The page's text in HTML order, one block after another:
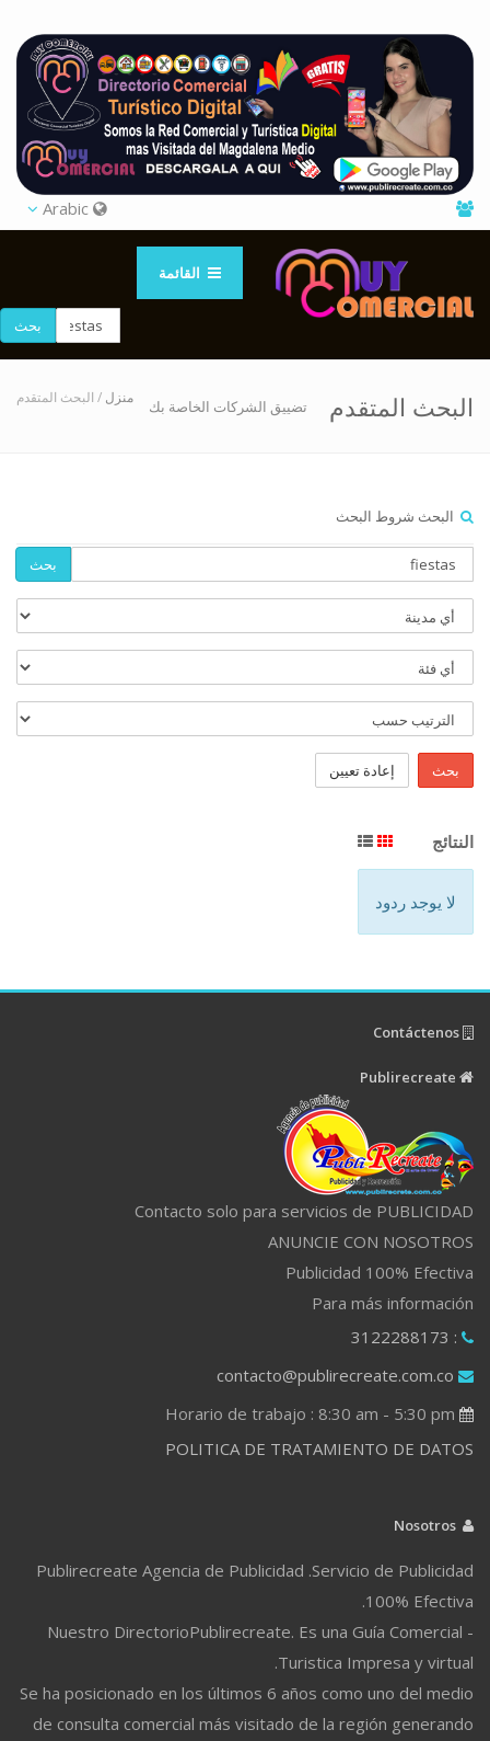
القائمة
بحث
البحث المتقدم تضييق الشركات الخاصة بك منزل / البحث المتقدم
البحث شروط البحث
بحث
بحث إعادة تعيين
النتائج
لا يوجد ردود
Contacto solo para servicios de PUBLICIDAD
ANUNCIE CON NOSOTROS
Publicidad 100% Efectiva
Para más información
: 3122288173
contacto@publirecreate.com.co
POLITICA DE TRATAMIENTO DE DATOS
Publirecreate Agencia de Publicidad .Servicio de Publicidad
100% Efectiva.
Nuestro DirectorioPublirecreate. Es una Guía Comercial -
Turistica Impresa y virtual.
Se ha posicionado en los últimos 6 años como uno del medio
de consulta comercial más visitado de la región generando